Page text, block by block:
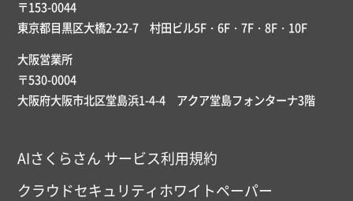
〒153-0044
東京都目黒区大橋2-22-7 村田ビル5F・6F・7F・8F・10F
大阪営業所
〒530-0004
大阪府大阪市北区堂島浜1-4-4 アクア堂島フォンターナ3階
AIさくらさん サービス利用規約
クラウドセキュリティホワイトペーパー